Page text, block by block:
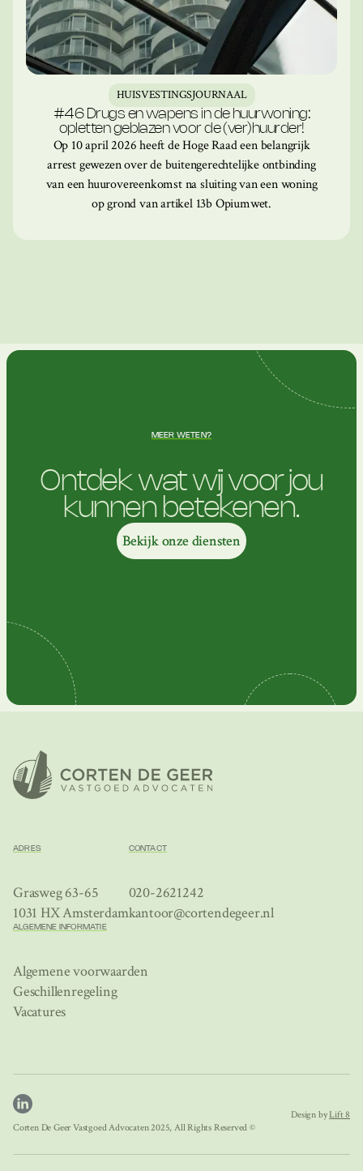
HUISVESTINGSJOURNAAL
#46 Drugs en wapens in de huurwoning:
opletten geblazen voor de (ver)huurder!
Op 10 april 2026 heeft de Hoge Raad een belangrijk
arrest gewezen over de buitengerechtelijke ontbinding
van een huurovereenkomst na sluiting van een woning
op grond van artikel 13b Opiumwet.
MEER WETEN?
Ontdek wat wij voor jou
kunnen betekenen.
Bekijk onze diensten
Bekijk onze diensten
ADRES
Grasweg 63-65
1031 HX Amsterdam
CONTACT
020-2621242
kantoor@cortendegeer.nl
ALGEMENE INFORMATIE
Algemene voorwaarden
Geschillenregeling
Vacatures
Corten De Geer Vastgoed Advocaten 2025, All Rights Reserved ©
Design byLift 8